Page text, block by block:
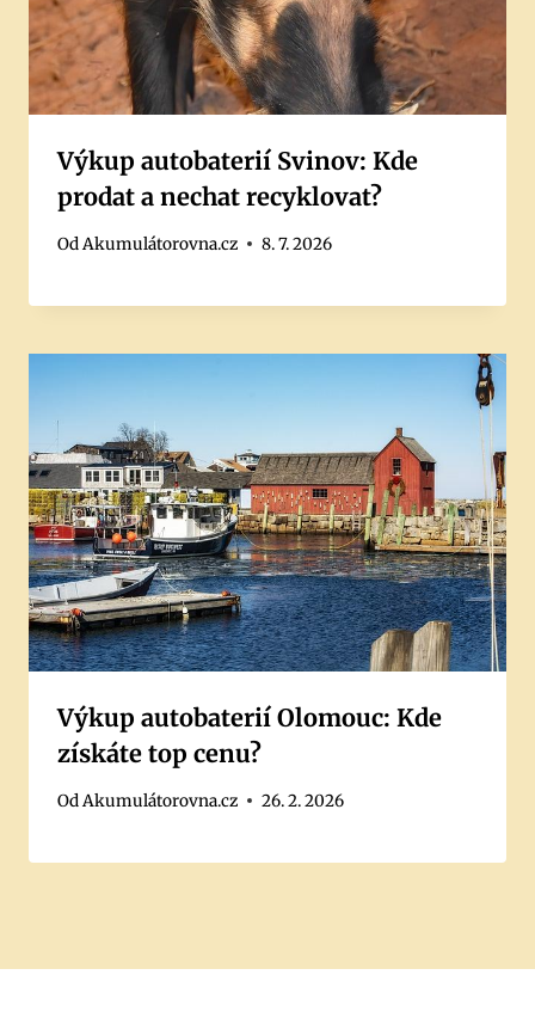
Výkup autobaterií Svinov: Kde
prodat a nechat recyklovat?
OdAkumulátorovna.cz 8. 7. 2026
Výkup autobaterií Olomouc: Kde
získáte top cenu?
OdAkumulátorovna.cz 26. 2. 2026